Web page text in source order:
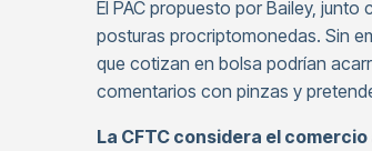
El PAC propuesto por Bailey,
posturas procriptomonedas. Sin
que cotizan en bolsa podrían
comentarios con pinzas y
La CFTC considera el